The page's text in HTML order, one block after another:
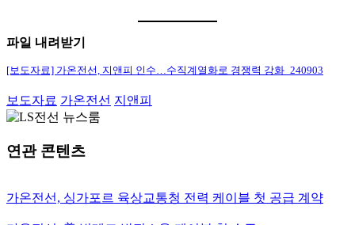
파일 내려받기
[보도자료] 가온전선, 지앤피 인수…수직계열화로 경쟁력 강화_240903
보도자료 가온전선 지앤피
연관 콘텐츠
가온전선, 싱가포르 육상교통청 전력 케이블 첫 공급 계약